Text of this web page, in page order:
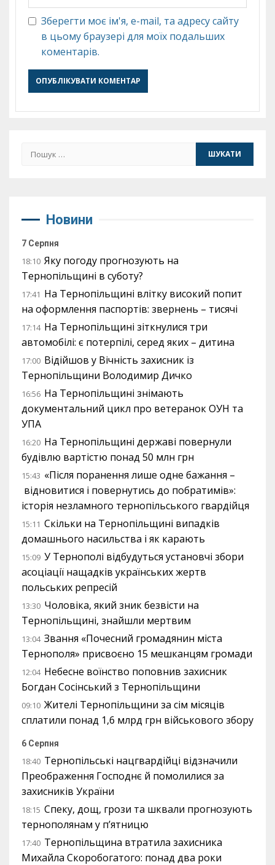
Зберегти моє ім'я, e-mail, та адресу сайту
в цьому браузері для моїх подальших
коментарів.
Пошук:
Новини
7 Серпня
18:10 Яку погоду прогнозують на
Тернопільщині в суботу?
17:41 На Тернопільщині влітку високий попит
на оформлення паспортів: звернень – тисячі
17:14 На Тернопільщині зіткнулися три
автомобілі: є потерпілі, серед яких – дитина
17:00 Відійшов у Вічність захисник із
Тернопільщини Володимир Дичко
16:56 На Тернопільщині знімають
документальний цикл про ветеранок ОУН та
УПА
16:20 На Тернопільщині державі повернули
будівлю вартістю понад 50 млн грн
15:43 «Після поранення лише одне бажання –
відновитися і повернутись до побратимів»:
історія незламного тернопільського гвардійця
15:11 Скільки на Тернопільщині випадків
домашнього насильства і як карають
15:09 У Тернополі відбудуться установчі збори
асоціації нащадків українських жертв
польських репресій
13:30 Чоловіка, який зник безвісти на
Тернопільщині, знайшли мертвим
13:04 Звання «Почесний громадянин міста
Тернополя» присвоєно 15 мешканцям громади
12:04 Небесне воїнство поповнив захисник
Богдан Сосінський з Тернопільщини
09:10 Жителі Тернопільщини за сім місяців
сплатили понад 1,6 млрд грн військового збору
6 Серпня
18:40 Тернопільські нацгвардійці відзначили
Преображення Господнє й помолилися за
захисників України
18:15 Спеку, дощ, грози та шквали прогнозують
тернополянам у п’ятницю
17:40 Тернопільщина втратила захисника
Михайла Скоробогатого: понад два роки